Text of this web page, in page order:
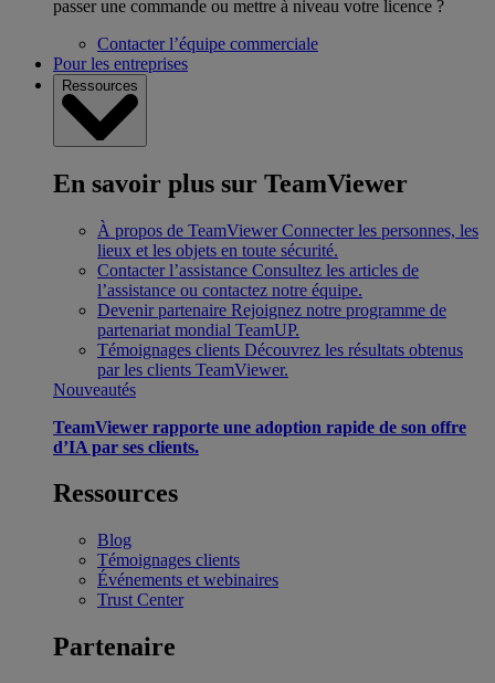
passer une commande ou mettre à niveau votre licence ?
Contacter l’équipe commerciale
Pour les entreprises
Ressources
En savoir plus sur TeamViewer
À propos de TeamViewer Connecter les personnes, les
lieux et les objets en toute sécurité.
Contacter l’assistance Consultez les articles de
l’assistance ou contactez notre équipe.
Devenir partenaire Rejoignez notre programme de
partenariat mondial TeamUP.
Témoignages clients Découvrez les résultats obtenus
par les clients TeamViewer.
Nouveautés
TeamViewer rapporte une adoption rapide de son offre
d’IA par ses clients.
Ressources
Blog
Témoignages clients
Événements et webinaires
Trust Center
Partenaire